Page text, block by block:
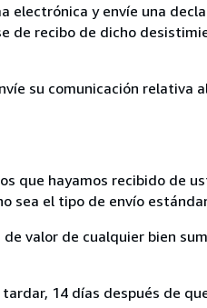
y envíe una
de recibo de dicho
su comunicación
que hayamos recibido de
sea el tipo de envío
valor de cualquier bien
14 días después de